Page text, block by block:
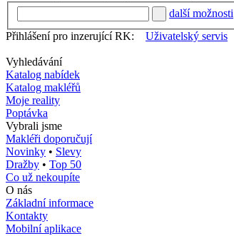
další možnosti
Přihlášení pro inzerující RK:
Uživatelský servis
Vyhledávání
Katalog nabídek
Katalog makléřů
Moje reality
Poptávka
Vybrali jsme
Makléři doporučují
Novinky • Slevy
Dražby • Top 50
Co už nekoupíte
O nás
Základní informace
Kontakty
Mobilní aplikace